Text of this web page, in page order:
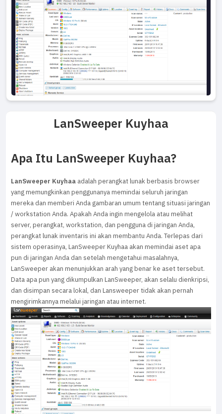
LanSweeper Kuyhaa
Apa Itu LanSweeper Kuyhaa?
LanSweeper Kuyhaa adalah perangkat lunak berbasis browser
yang memungkinkan penggunanya memindai seluruh jaringan
mereka dan memberi Anda gambaran umum tentang situasi jaringan
/ workstation Anda. Apakah Anda ingin mengelola atau melihat
server, perangkat, workstation, dan pengguna di jaringan Anda,
perangkat lunak inventaris ini akan membantu Anda. Terlepas dari
sistem operasinya, LanSweeper Kuyhaa akan memindai aset apa
pun di jaringan Anda dan setelah mengetahui masalahnya,
LanSweeper akan menunjukkan arah yang benar ke aset tersebut.
Data apa pun yang dikumpulkan LanSweeper, akan selalu dienkripsi,
dan disimpan secara lokal, dan Lansweeper tidak akan pernah
mengirimkannya melalui jaringan atau internet.